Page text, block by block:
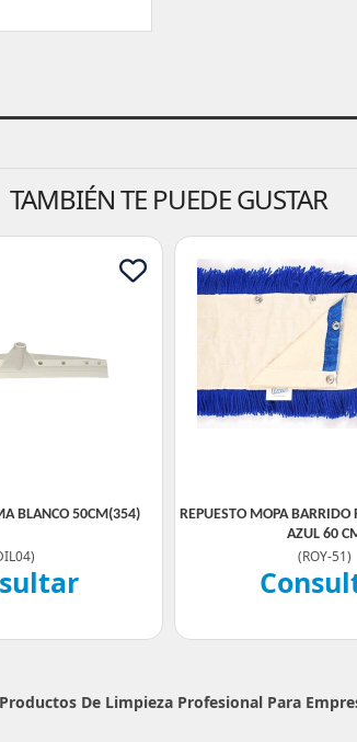
TAMBIÉN TE PUEDE GUSTAR
BLANCO 50CM(354)
)
REPUESTO MOPA BARRIDO
AZUL 60
(ROY-51)
De Limpieza Profesional Para